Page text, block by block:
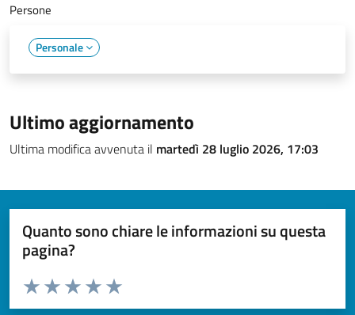
Persone
Personale
Ultimo aggiornamento
Ultima modifica avvenuta il martedì 28 luglio 2026, 17:03
Quanto sono chiare le informazioni su questa
pagina?
Valuta da 1 a 5 stelle la pagina
Valuta 5 stelle su 5
Valuta 4 stelle su 5
Valuta 3 stelle su 5
Valuta 2 stelle su 5
Valuta 1 stelle su 5